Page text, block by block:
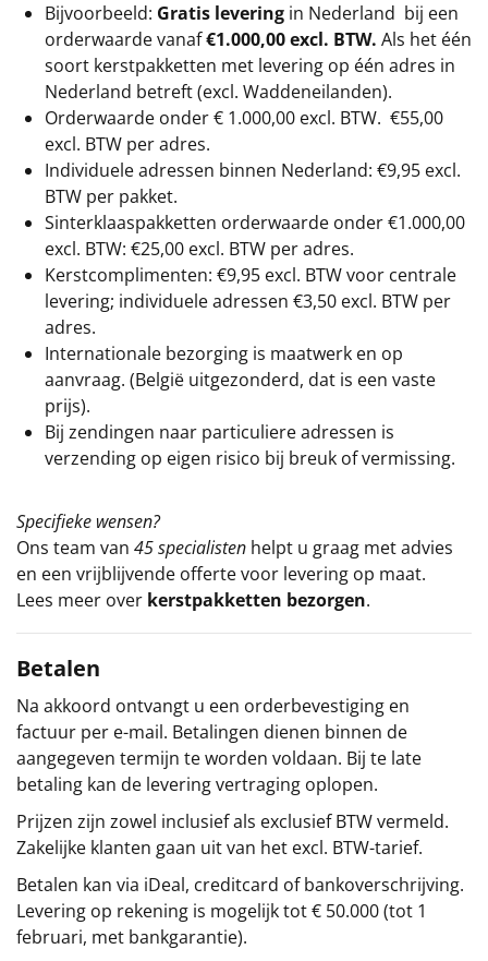
Bijvoorbeeld: Gratis levering in Nederland bij een
orderwaarde vanaf€1.000,00 excl. BTW. Als het één
soort kerstpakketten met levering op één adres in
Nederland betreft (excl. Waddeneilanden).
Orderwaarde onder € 1.000,00 excl. BTW. €55,00
excl. BTW per adres.
Individuele adressen binnen Nederland: €9,95 excl.
BTW per pakket.
Sinterklaaspakketten orderwaarde onder €1.000,00
excl. BTW: €25,00 excl. BTW per adres.
Kerstcomplimenten: €9,95 excl. BTW voor centrale
levering; individuele adressen €3,50 excl. BTW per
adres.
Internationale bezorging is maatwerk en op
aanvraag. (België uitgezonderd, dat is een vaste
prijs).
Bij zendingen naar particuliere adressen is
verzending op eigen risico bij breuk of vermissing.
Specifieke wensen?
Ons team van 45 specialisten helpt u graag met advies
en een vrijblijvende offerte voor levering op maat.
Lees meer over kerstpakketten bezorgen.
Betalen
Na akkoord ontvangt u een orderbevestiging en
factuur per e-mail. Betalingen dienen binnen de
aangegeven termijn te worden voldaan. Bij te late
betaling kan de levering vertraging oplopen.
Prijzen zijn zowel inclusief als exclusief BTW vermeld.
Zakelijke klanten gaan uit van het excl. BTW-tarief.
Betalen kan via iDeal, creditcard of bankoverschrijving.
Levering op rekening is mogelijk tot € 50.000 (tot 1
februari, met bankgarantie).